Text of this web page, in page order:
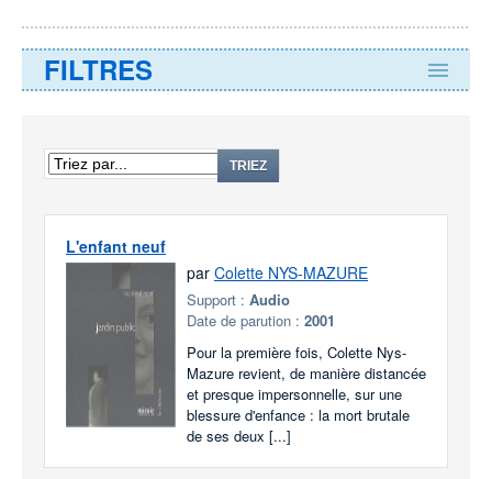
FILTRES
TRIEZ
L'enfant neuf
par Colette NYS-MAZURE
Support : Audio
Date de parution : 2001
Pour la première fois, Colette Nys-
Mazure revient, de manière distancée
et presque impersonnelle, sur une
blessure d'enfance : la mort brutale
de ses deux [...]